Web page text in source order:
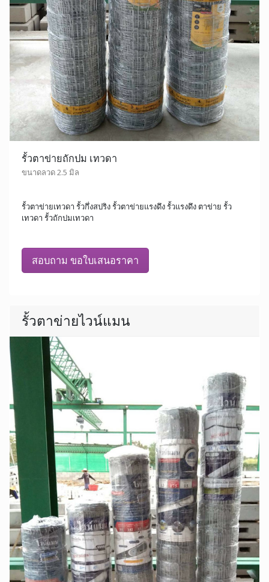
รั้วตาข่ายถักปม เทวดา
ขนาดลวด 2.5 มิล
รั้วตาข่ายเทวดา รั้วกึ่งสปริง รั้วตาข่ายแรงดึง รั้วแรงดึง ตาข่าย รั้ว
เทวดา รั้วถักปมเทวดา
สอบถาม ขอใบเสนอราคา
รั้วตาข่ายไวน์แมน